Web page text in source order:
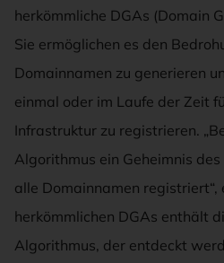
herkömmliche DGAs (Domain
Sie ermöglichen es den
Domainnamen zu generieren
einmal oder im Laufe der Zeit
Infrastruktur zu registrieren.
Algorithmus ein Geheimnis
alle Domainnamen registriert“,
herkömmlichen DGAs enthält
Algorithmus, der entdeckt